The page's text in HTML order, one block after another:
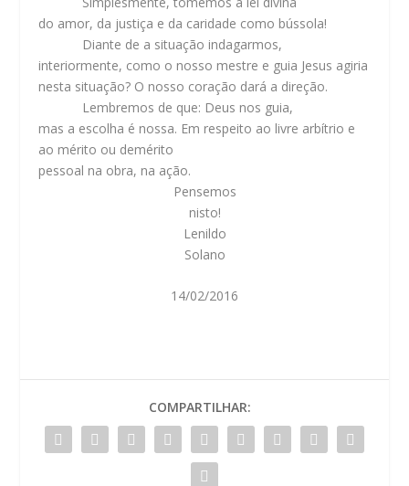
do amor, da justiça e da caridade como bússola!
Diante de a situação indagarmos,
interiormente, como o nosso mestre e guia Jesus agiria
nesta situação? O nosso coração dará a direção.
Lembremos de que: Deus nos guia,
mas a escolha é nossa. Em respeito ao livre arbítrio e
ao mérito ou demérito
pessoal na obra, na ação.
Pensemos
nisto!
Lenildo
Solano
14/02/2016
COMPARTILHAR: